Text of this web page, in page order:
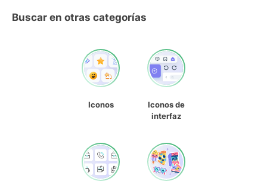
Buscar en otras categorías
Iconos
Iconos de
interfaz